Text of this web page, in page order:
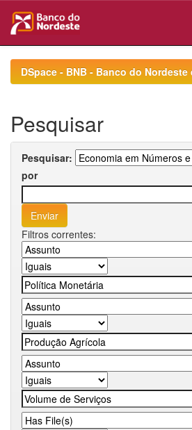
navigationDSpace - BNB - Banco do Nordeste
Pesquisar
Pesquisar:
por
Filtros correntes: